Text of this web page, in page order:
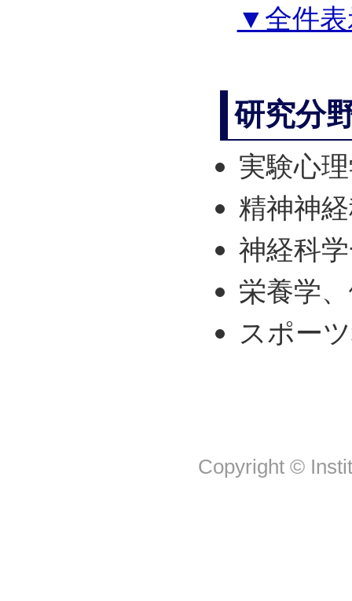
▼全件表
研究分
実験心
精神神
神経科
栄養学
スポー
Copyright ©